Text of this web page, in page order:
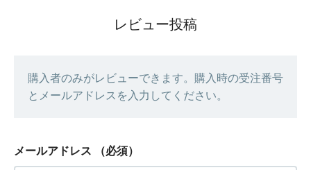
レビュー投稿
購入者のみがレビューできます。購入時の受注番号
とメールアドレスを入力してください。
メールアドレス （必須）